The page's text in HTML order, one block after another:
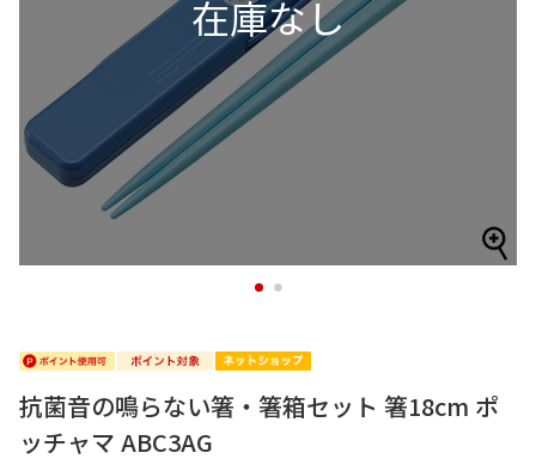
1 2
抗菌音の鳴らない箸・箸箱セット 箸18cm ポ
ッチャマ ABC3AG